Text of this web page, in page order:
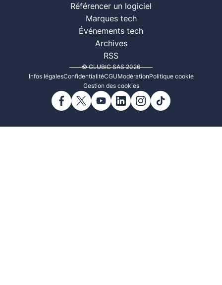
Référencer un logiciel
Marques tech
Événements tech
Archives
RSS
© CLUBIC SAS 2026
Infos légalesConfidentialitéCGUModérationPolitique cookie
Gestion des cookies